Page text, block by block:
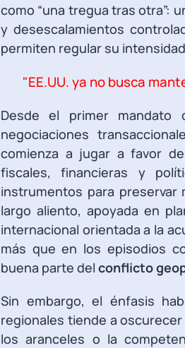
como “una tregua tras otra”:
y desescalamientos
permiten regular su
"EE.UU. ya no busca
Desde el primer
negociaciones
comienza a jugar a favor
fiscales, financieras y
instrumentos para preservar
largo aliento, apoyada en
internacional orientada a la
más que en los episodios
buena parte del conflicto
Sin embargo, el énfasis
regionales tiende a
los aranceles o la